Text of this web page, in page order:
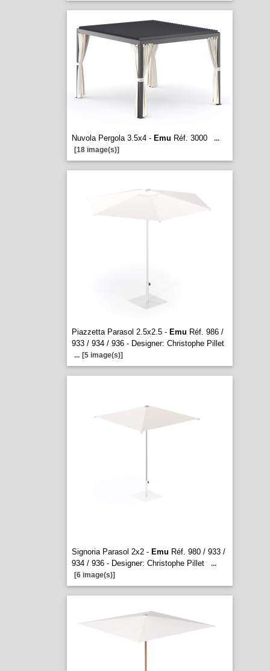
Nuvola Pergola 3.5x4 - Emu Réf. 3000
...
[18 image(s)]
Piazzetta Parasol 2.5x2.5 - Emu Réf. 986 /
933 / 934 / 936 - Designer: Christophe Pillet
... [5 image(s)]
Signoria Parasol 2x2 - Emu Réf. 980 / 933 /
934 / 936 - Designer: Christophe Pillet
...
[6 image(s)]